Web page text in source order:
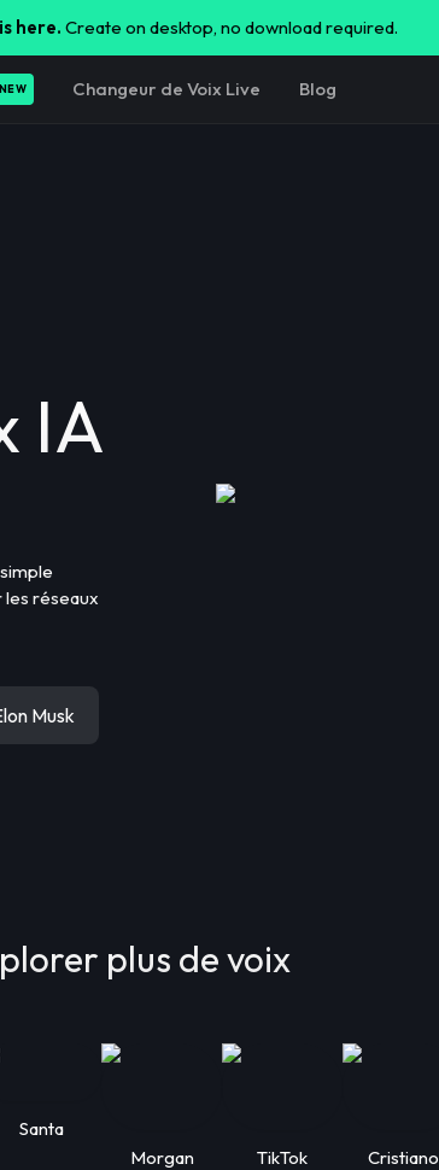
here. Create on desktop, no download required.
NEW Changeur de Voix Live Blog
IA
les réseaux
Musk
plus de voix
Santa
Morgan
TikTok Cristiano